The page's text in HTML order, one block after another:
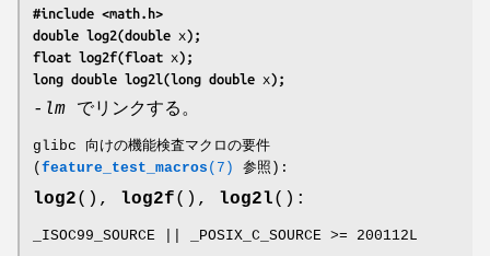
#include <math.h>
double log2(double x);
float log2f(float x);
long double log2l(long double x);
-lm でリンクする。
glibc 向けの機能検査マクロの要件
( feature_test_macros (7) 参照):
log2(), log2f(), log2l():
_ISOC99_SOURCE || _POSIX_C_SOURCE >= 200112L